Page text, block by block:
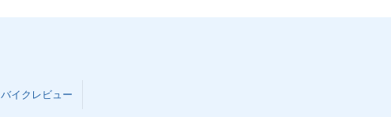
バイクレビュー